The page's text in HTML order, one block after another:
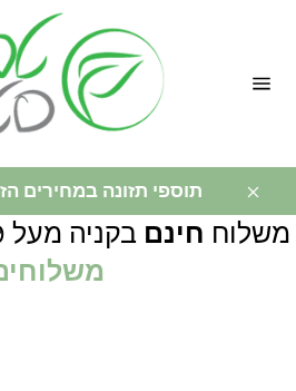
תוספי תזונה במחירים
משלוח חינם בקניה מעל 299 ש"ח I